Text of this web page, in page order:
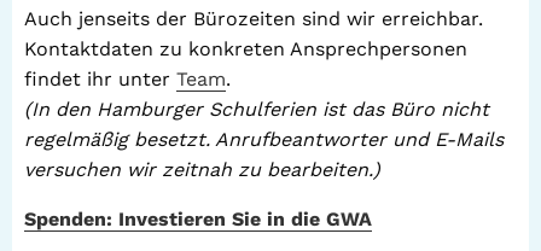
Auch jenseits der Bürozeiten sind wir erreichbar.
Kontaktdaten zu konkreten Ansprechpersonen
findet ihr unter Team.
(In den Hamburger Schulferien ist das Büro nicht
regelmäßig besetzt. Anrufbeantworter und E-Mails
versuchen wir zeitnah zu bearbeiten.)
Spenden: Investieren Sie in die GWA